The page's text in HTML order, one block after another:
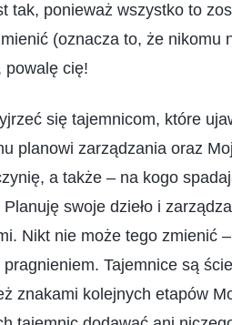
tak, ponieważ wszystko to
(oznacza to, że
powalę cię!
się tajemnicom, które
planowi zarządzania oraz
a także – na kogo
swoje dzieło i
Nikt nie może tego zmienić
Tajemnice są
znakami kolejnych etapów